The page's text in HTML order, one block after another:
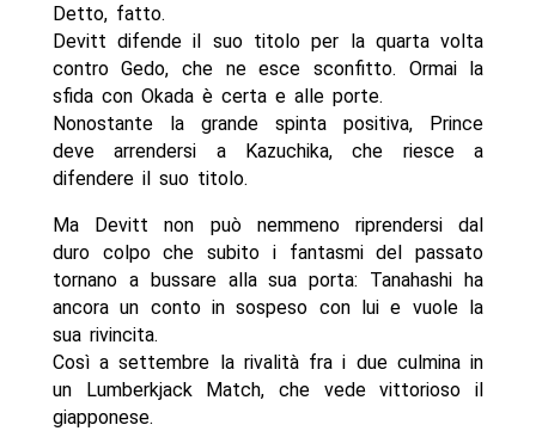
Detto, fatto.
Devitt difende il suo titolo per la quarta volta
contro Gedo, che ne esce sconfitto. Ormai la
sfida con Okada è certa e alle porte.
Nonostante la grande spinta positiva, Prince
deve arrendersi a Kazuchika, che riesce a
difendere il suo titolo.
Ma Devitt non può nemmeno riprendersi dal
duro colpo che subito i fantasmi del passato
tornano a bussare alla sua porta: Tanahashi ha
ancora un conto in sospeso con lui e vuole la
sua rivincita.
Così a settembre la rivalità fra i due culmina in
un Lumberkjack Match, che vede vittorioso il
giapponese.